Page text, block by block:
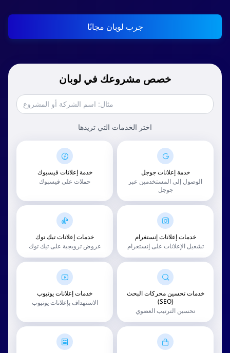
جرب لوبان مجانًا
خصص مشروعك في لوبان
اختر الخدمات التي تريدها
خدمة إعلانات فيسبوك
حملات على فيسبوك
خدمة إعلانات جوجل
الوصول إلى المستخدمين عبر
جوجل
خدمات إعلانات تيك توك
عروض ترويجية على تيك توك
خدمات إعلانات إنستغرام
تشغيل الإعلانات على إنستغرام
خدمات إعلانات يوتيوب
الاستهداف بإعلانات يوتيوب
خدمات تحسين محركات البحث
(SEO)
تحسين الترتيب العضوي